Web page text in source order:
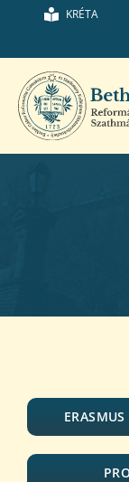
Kihagyás KRÉTA
Diákjaink
Blog